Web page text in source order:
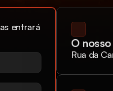
entrará
O
Rua da